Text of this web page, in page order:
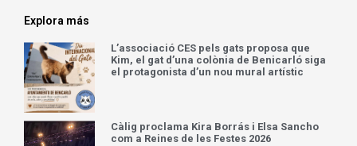
Explora más
L’associació CES pels gats proposa que
Kim, el gat d’una colònia de Benicarló siga
el protagonista d’un nou mural artístic
Càlig proclama Kira Borrás i Elsa Sancho
com a Reines de les Festes 2026